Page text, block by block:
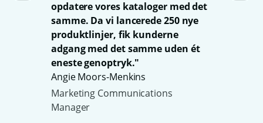
opdatere vores kataloger med det
samme. Da vi lancerede 250 nye
produktlinjer, fik kunderne
adgang med det samme uden ét
eneste genoptryk."
Angie Moors-Menkins
Marketing Communications
Manager